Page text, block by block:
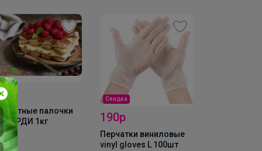
палочки
1кг
Скидка
190р
Перчатки виниловые
vinyl gloves L 100шт